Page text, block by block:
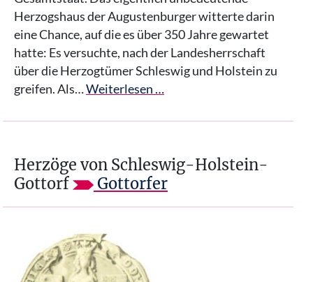
Herzogshaus der Augustenburger witterte darin
eine Chance, auf die es über 350 Jahre gewartet
hatte: Es versuchte, nach der Landesherrschaft
über die Herzogtümer Schleswig und Holstein zu
greifen. Als…Weiterlesen …
Herzöge von Schleswig-Holstein-
Gottorf
Gottorfer